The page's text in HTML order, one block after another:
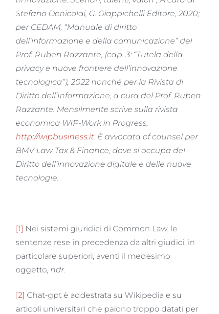
Stefano Denicolai, G. Giappichelli Editore, 2020;
per CEDAM, “Manuale di diritto
dell’informazione e della comunicazione” del
Prof. Ruben Razzante, (cap. 3: “Tutela della
privacy e nuove frontiere dell’innovazione
tecnologica”), 2022 nonché per la Rivista di
Diritto dell’Informazione, a cura del Prof. Ruben
Razzante. Mensilmente scrive sulla rivista
economica WIP-Work in Progress,
http://wipbusiness.it È avvocata of counsel per
BMV Law Tax & Finance, dove si occupa del
Diritto dell’innovazione digitale e delle nuove
tecnologie.
[1] Nei sistemi giuridici di Common Law, le
sentenze rese in precedenza da altri giudici, in
particolare superiori, aventi il medesimo
oggetto, ndr.
[2] Chat-gpt è addestrata su Wikipedia e su
articoli universitari che paiono troppo datati per